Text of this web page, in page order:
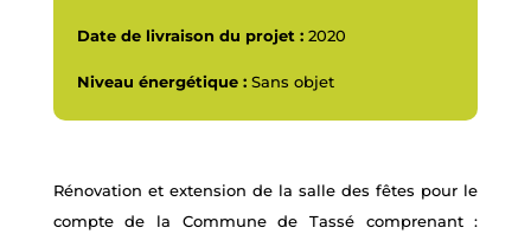
Date de livraison du projet : 2020
Niveau énergétique : Sans objet
Rénovation et extension de la salle des fêtes pour le
compte de la Commune de Tassé comprenant :